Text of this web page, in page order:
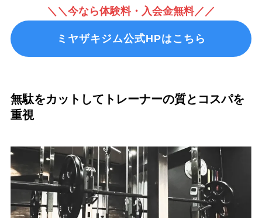
＼＼今なら体験料・入会金無料／／
ミヤザキジム公式HPはこちら
無駄をカットしてトレーナーの質とコスパを
重視